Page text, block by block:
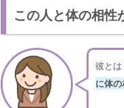
この人と体の相性
彼とは
に体の